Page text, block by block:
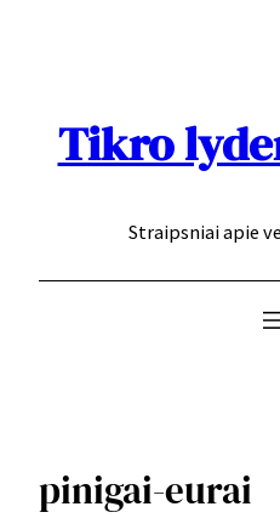
Tikro
Straipsniai apie
pinigai-eurai